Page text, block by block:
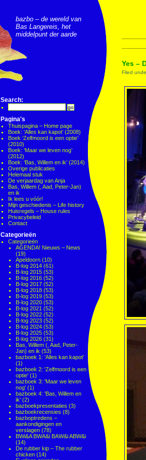
bazbo – de wereld van
Bas Langereis, het
middelpunt der aarde
Search:
Pagina's
Thuispagina – Home page
Boek: ‘Alles kan kapot’ (2008)
Boek ‘Zelfmoord is een optie’
(2010)
Boek: ‘Maar we leven nog’
(2012)
Boek: ‘Bas, Willem en ik’ (2014)
Overige publicaties
Helemaal stuk
De verjaardag van Anja
Bas, Willem (, Aad, Peter-Jan)
en ik
Ik lees u vóór!
Mijn geschiedenis – Life history
Huisregels – House rules
Privacybeleid
Contact
Categorieën
Categorieën
AGENDA! Nieuws – News
(19)
Apeldoorn (10)
B-log 2014 (61)
B-log 2015 (53)
B-log 2016 (52)
B-log 2017 (52)
B-log 2018 (53)
B-log 2019 (53)
B-log 2020 (53)
B-log 2021 (52)
B-log 2022 (52)
B-log 2023 (52)
B-log 2024 (53)
B-log 2025 (53)
B-log 2026 (31)
Bas, Willem (, Aad, Peter-
Jan) en ik (53)
bazboek 1: 'Alles kan kapot'
(1)
bazboek 2: 'Zelfmoord is een
optie' (1)
bazboek 3: 'Maar we leven
nog' (1)
bazboek 4: 'Bas, Willem en
ik' (2)
bazboekpresentaties (3)
bazboekrecensies (8)
bazboptredens –
aankondigingen en
verslagen (78)
BWi&A BWA&i BAW&i ABW&i
(14)
De rubber kip – The rubber
chicken (14)
Yes –
Filed